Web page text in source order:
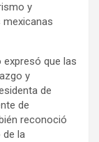
y
que las
y
de
de
reconoció
la